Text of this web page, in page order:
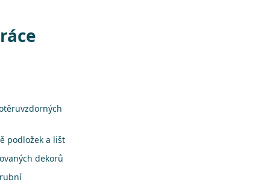
podložek a lišt
dekorů